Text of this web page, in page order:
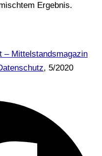
Ergebnis.
– Mittelstandsmagazin
, 5/2020